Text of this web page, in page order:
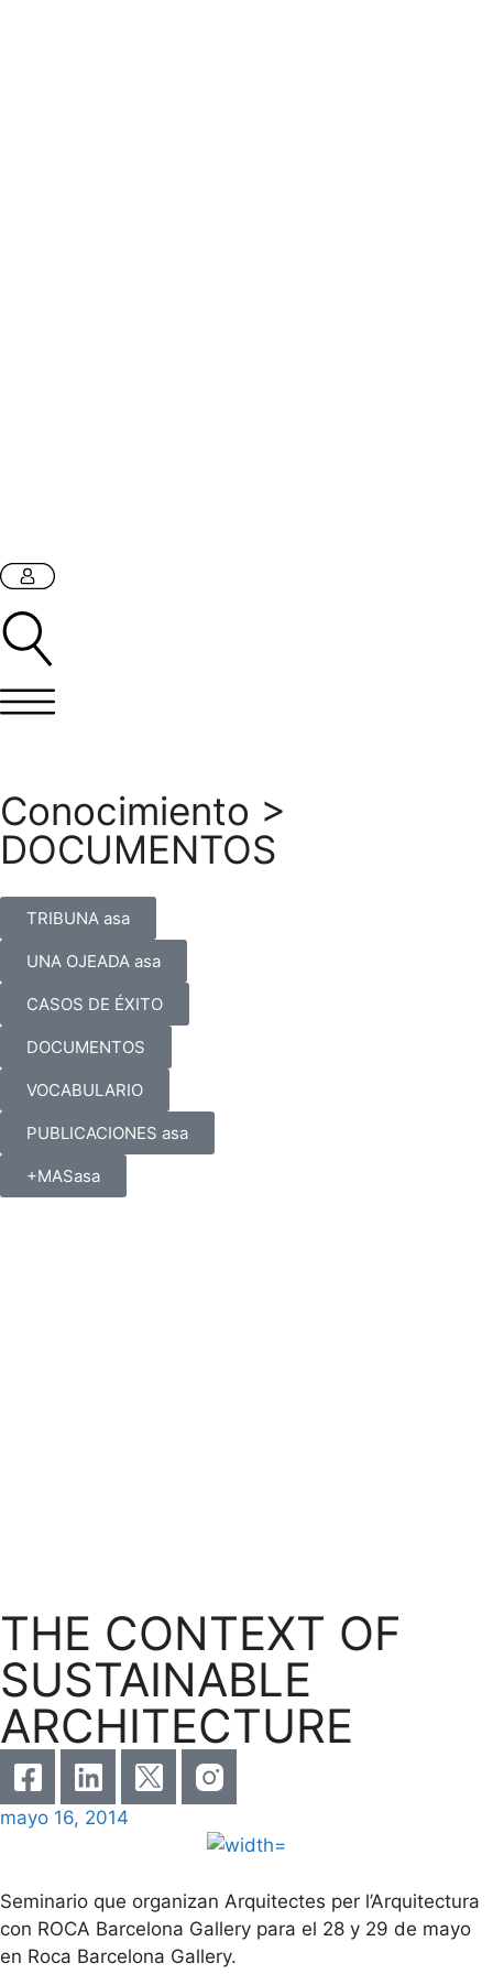
Conocimiento >
DOCUMENTOS
TRIBUNA asa
UNA OJEADA asa
CASOS DE ÉXITO
DOCUMENTOS
VOCABULARIO
PUBLICACIONES asa
+MASasa
THE CONTEXT OF
SUSTAINABLE
ARCHITECTURE
mayo 16, 2014
Seminario que organizan Arquitectes per l’Arquitectura
con ROCA Barcelona Gallery para el 28 y 29 de mayo
en Roca Barcelona Gallery.